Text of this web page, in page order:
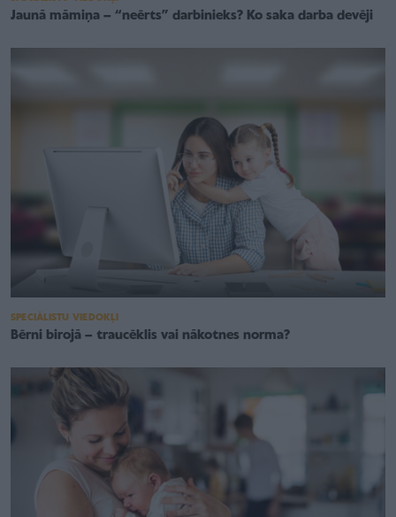
Jaunā māmiņa – “neērts” darbinieks? Ko saka darba devēji
SPECIĀLISTU VIEDOKĻI
Bērni birojā – traucēklis vai nākotnes norma?